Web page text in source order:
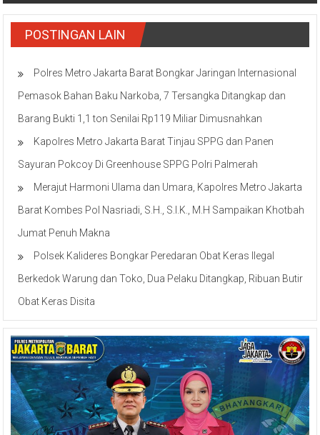
POSTINGAN LAIN
Polres Metro Jakarta Barat Bongkar Jaringan Internasional
Pemasok Bahan Baku Narkoba, 7 Tersangka Ditangkap dan
Barang Bukti 1,1 ton Senilai Rp119 Miliar Dimusnahkan
Kapolres Metro Jakarta Barat Tinjau SPPG dan Panen
Sayuran Pokcoy Di Greenhouse SPPG Polri Palmerah
Merajut Harmoni Ulama dan Umara, Kapolres Metro Jakarta
Barat Kombes Pol Nasriadi, S.H., S.I.K., M.H Sampaikan Khotbah
Jumat Penuh Makna
Polsek Kalideres Bongkar Peredaran Obat Keras Ilegal
Berkedok Warung dan Toko, Dua Pelaku Ditangkap, Ribuan Butir
Obat Keras Disita